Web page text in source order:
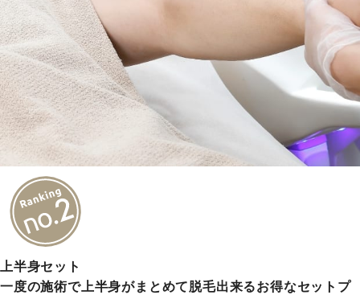
上半身セット
一度の施術で上半身がまとめて脱毛出来るお得なセットプ